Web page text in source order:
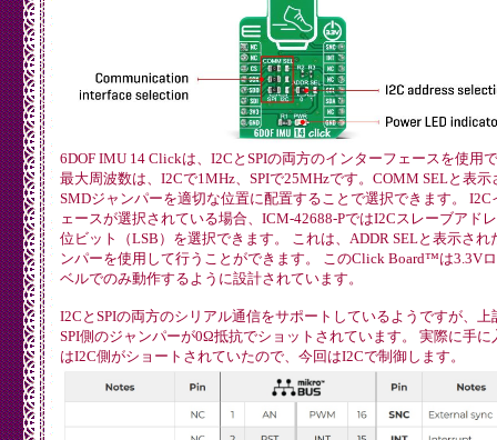
6DOF IMU 14 Clickは、I2CとSPIの両方のインターフェースを使用
最大周波数は、I2Cで1MHz、SPIで25MHzです。COMM SELと表示
SMDジャンパーを適切な位置に配置することで選択できます。 I2C
ェースが選択されている場合、ICM-42688-PではI2Cスレーブアド
位ビット（LSB）を選択できます。 これは、ADDR SELと表示され
ンパーを使用して行うことができます。 このClick Board™は3.3V
ベルでのみ動作するように設計されています。
I2CとSPIの両方のシリアル通信をサポートしているようですが、上
SPI側のジャンパーが0Ω抵抗でショットされています。 実際に手に
はI2C側がショートされていたので、今回はI2Cで制御します。